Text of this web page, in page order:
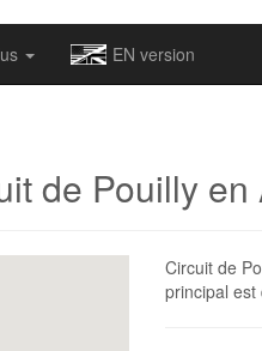
EN version
de Pouilly en
Circuit de
principal est